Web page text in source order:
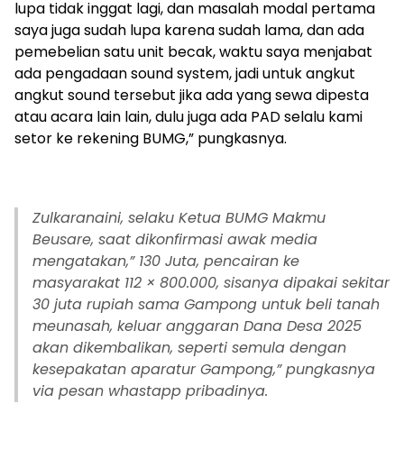
lupa tidak inggat lagi, dan masalah modal pertama
saya juga sudah lupa karena sudah lama, dan ada
pemebelian satu unit becak, waktu saya menjabat
ada pengadaan sound system, jadi untuk angkut
angkut sound tersebut jika ada yang sewa dipesta
atau acara lain lain, dulu juga ada PAD selalu kami
setor ke rekening BUMG,” pungkasnya.
Zulkaranaini, selaku Ketua BUMG Makmu
Beusare, saat dikonfirmasi awak media
mengatakan,” 130 Juta, pencairan ke
masyarakat 112 × 800.000, sisanya dipakai sekitar
30 juta rupiah sama Gampong untuk beli tanah
meunasah, keluar anggaran Dana Desa 2025
akan dikembalikan, seperti semula dengan
kesepakatan aparatur Gampong,” pungkasnya
via pesan whastapp pribadinya.